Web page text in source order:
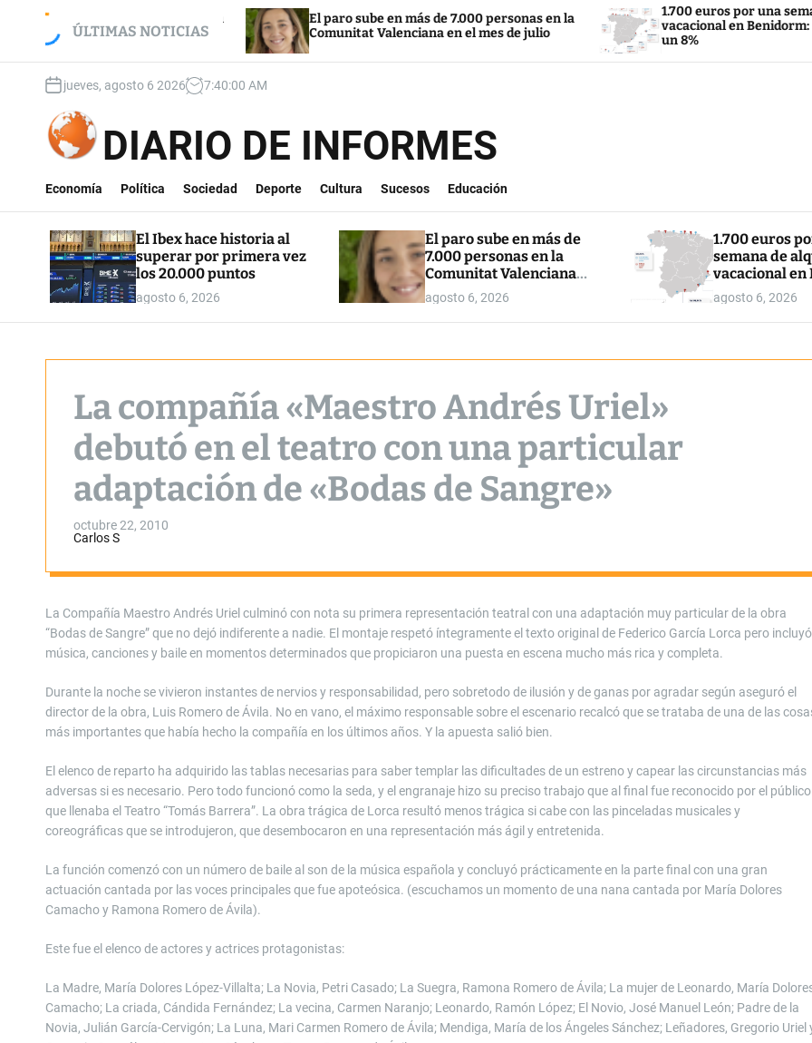
e
ÚLTIMAS NOTICIAS
al superar por primera
El paro sube en más de 7.000 personas en la
Comunitat Valenciana en el mes de julio
1.700 euros por una semana de
vacacional en Benidorm: suben los
un 8%
jueves, agosto 6 2026 7:40:01 AM
DIARIO DE INFORMES
Economía Política Sociedad Deporte Cultura Sucesos Educación
El Ibex hace historia al
superar por primera vez
los 20.000 puntos
agosto 6, 2026
El paro sube en más de
7.000 personas en la
Comunitat Valenciana
en el mes de julio
agosto 6, 2026
1.700 euros
semana de
vacacional en
suben los
agosto 6, 2026
La compañía «Maestro Andrés Uriel»
debutó en el teatro con una particular
adaptación de «Bodas de Sangre»
octubre 22, 2010
Carlos S
La Compañía Maestro Andrés Uriel culminó con nota su primera representación teatral con una adaptación muy particular de la obra
“Bodas de Sangre” que no dejó indiferente a nadie. El montaje respetó íntegramente el texto original de Federico García Lorca pero incluyó
música, canciones y baile en momentos determinados que propiciaron una puesta en escena mucho más rica y completa.
Durante la noche se vivieron instantes de nervios y responsabilidad, pero sobretodo de ilusión y de ganas por agradar según aseguró el
director de la obra, Luis Romero de Ávila. No en vano, el máximo responsable sobre el escenario recalcó que se trataba de una de las
más importantes que había hecho la compañía en los últimos años. Y la apuesta salió bien.
El elenco de reparto ha adquirido las tablas necesarias para saber templar las dificultades de un estreno y capear las circunstancias más
adversas si es necesario. Pero todo funcionó como la seda, y el engranaje hizo su preciso trabajo que al final fue reconocido por el público
que llenaba el Teatro “Tomás Barrera”. La obra trágica de Lorca resultó menos trágica si cabe con las pinceladas musicales y
coreográficas que se introdujeron, que desembocaron en una representación más ágil y entretenida.
La función comenzó con un número de baile al son de la música española y concluyó prácticamente en la parte final con una gran
actuación cantada por las voces principales que fue apoteósica. (escuchamos un momento de una nana cantada por María Dolores
Camacho y Ramona Romero de Ávila).
Este fue el elenco de actores y actrices protagonistas:
La Madre, María Dolores López-Villalta; La Novia, Petri Casado; La Suegra, Ramona Romero de Ávila; La mujer de Leonardo, María
Camacho; La criada, Cándida Fernández; La vecina, Carmen Naranjo; Leonardo, Ramón López; El Novio, José Manuel León; Padre de la
Novia, Julián García-Cervigón; La Luna, Mari Carmen Romero de Ávila; Mendiga, María de los Ángeles Sánchez; Leñadores, Gregorio Uriel